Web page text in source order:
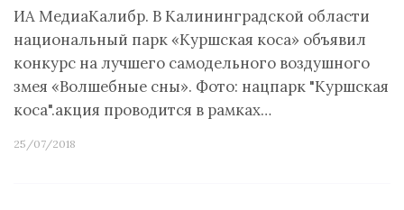
ИА МедиаКалибр. В Калининградской области
национальный парк «Куршская коса» объявил
конкурс на лучшего самодельного воздушного
змея «Волшебные сны». Фото: нацпарк "Куршская
коса".акция проводится в рамках…
25/07/2018